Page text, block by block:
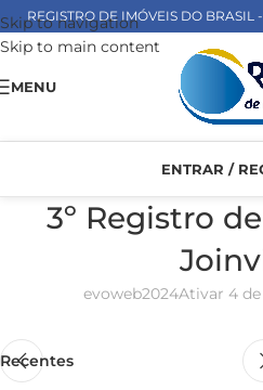
Skip to navigation
Skip to main content
REGISTRO DE IMÓVEIS DO
MENU
ENTRAR /
3º Registro
evoweb2024Ativar 4
Recentes